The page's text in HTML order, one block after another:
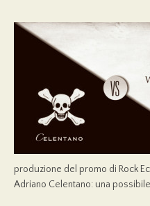
produzione del promo di Rock
Adriano Celentano: una